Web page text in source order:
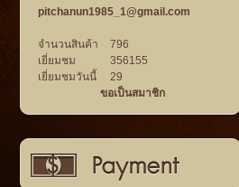
pitchanun1985_1@gmail.com
จำนวนสินค้า
796
เยี่ยมชม
356155
เยี่ยมชมวันนี้
29
ขอเป็นสมาชิก